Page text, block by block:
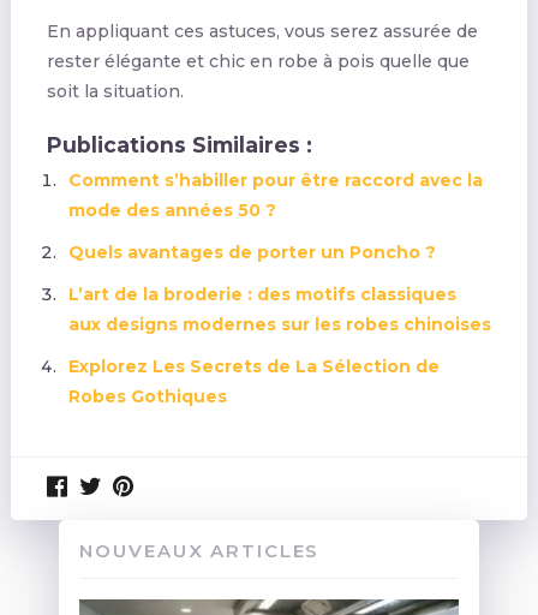
En appliquant ces astuces, vous serez assurée de
rester élégante et chic en robe à pois quelle que
soit la situation.
Publications Similaires :
Comment s’habiller pour être raccord avec la
mode des années 50 ?
Quels avantages de porter un Poncho ?
L’art de la broderie : des motifs classiques
aux designs modernes sur les robes chinoises
Explorez Les Secrets de La Sélection de
Robes Gothiques
NOUVEAUX ARTICLES